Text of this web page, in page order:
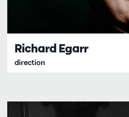
Richard Egarr
direction